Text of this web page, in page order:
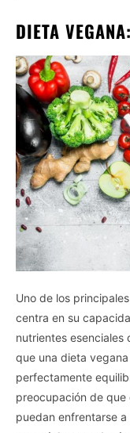
DIETA
Uno de los
centra en su
nutrientes esenciales
que una dieta
perfectamente
preocupación de
puedan enfrentarse